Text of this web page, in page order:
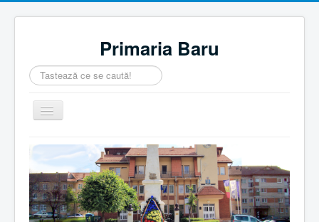
Primaria Baru
Căutare
...
Comută
navigarea
Home
Despre noi
Noutăţi
Contact